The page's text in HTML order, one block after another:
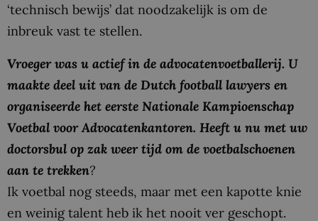
‘technisch bewijs’ dat noodzakelijk is om de
inbreuk vast te stellen.
Vroeger was u actief in de advocatenvoetballerij. U
maakte deel uit van de Dutch football lawyers en
organiseerde het eerste Nationale Kampioenschap
Voetbal voor Advocatenkantoren. Heeft u nu met uw
doctorsbul op zak weer tijd om de voetbalschoenen
aan te trekken?
Ik voetbal nog steeds, maar met een kapotte knie
en weinig talent heb ik het nooit ver geschopt.